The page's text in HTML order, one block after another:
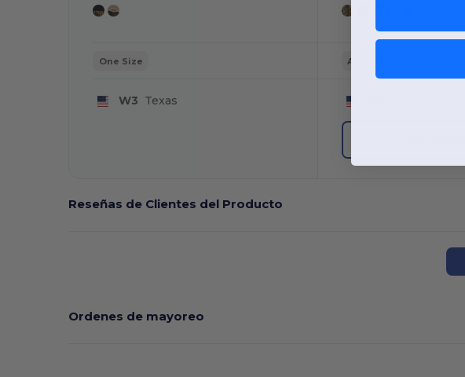
One Size
W3 Texas
Adjustable
Reseñas de Clientes del Producto
Ordenes de mayoreo